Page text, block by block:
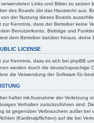
Links und Bilder zu setzen
des Boards übt das Hausrecht aus.
der Nutzung dieses Boards
zur Kenntnis, dass der Betreiber keine
Benutzerkonto, Beiträge und
dem Betreiber darüber hinaus,
LICENSE
zur Kenntnis, dass es sich bei phpBB um
werden durch die deutschsprachige
die Verwendung der Software für
haftet mit Ausnahme der Verletzung
Verhalten zurückzuführen sind.
ist gegenüber Verbrauchern außer bei
(Kardinalpflichten) auf die bei